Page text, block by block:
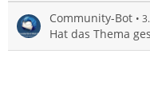
Community-Bot
Hat das Thema